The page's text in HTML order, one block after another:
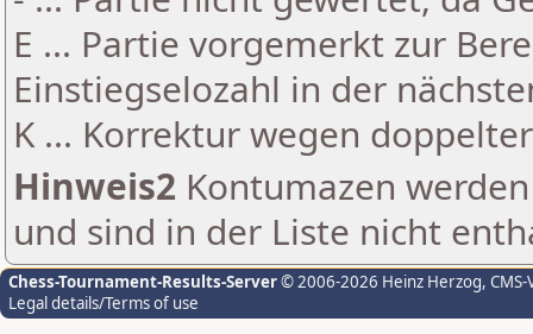
E ... Partie vorgemerkt zur
Einstiegselozahl in der
K ... Korrektur wegen
Hinweis2 Kontumazen
und sind in der Liste nicht
Chess-Tournament-Results-Server© 2006-2026 Heinz Herzog,
Legal details/Terms of use